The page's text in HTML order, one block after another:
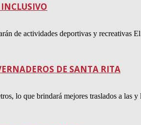
de actividades deportivas y recreativas
DE SANTA RITA
lo que brindará mejores traslados a las y